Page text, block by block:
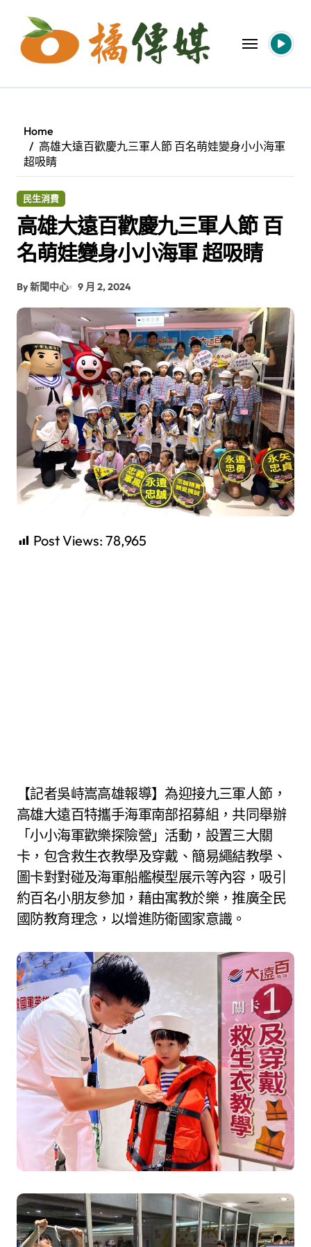
content
Home
高雄大遠百歡慶九三軍人節 百名萌娃變身小小海軍
超吸睛
民生消費
高雄大遠百歡慶九三軍人節 百
名萌娃變身小小海軍 超吸睛
By 新聞中心 9 月 2, 2024
Post Views: 78,965
【記者吳峙嵩高雄報導】為迎接九三軍人節，
高雄大遠百特攜手海軍南部招募組，共同舉辦
「小小海軍歡樂探險營」活動，設置三大關
卡，包含救生衣教學及穿戴、簡易繩結教學、
圖卡對對碰及海軍船艦模型展示等內容，吸引
約百名小朋友參加，藉由寓教於樂，推廣全民
國防教育理念，以增進防衛國家意識。